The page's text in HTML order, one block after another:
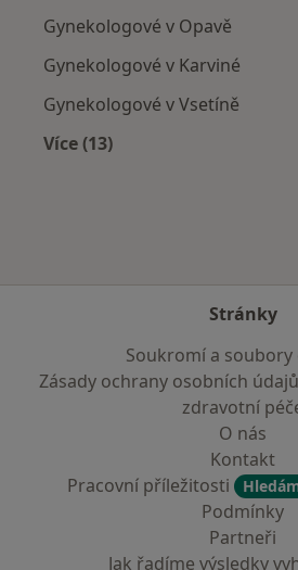
Gynekologové v Opavě
Gynekologové v Karviné
Gynekologové v Vsetíně
Více (13)
Stránky
Soukromí a soubory
Zásady ochrany osobních
zdravotní
O nás
Kontakt
Pracovní příležitosti
Podmínky
Partneři
Jak řadíme výsledky